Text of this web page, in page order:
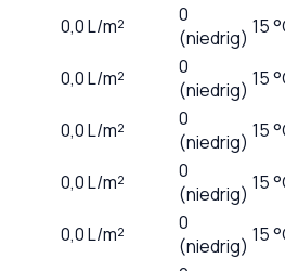
0,0L/m²
0
(niedrig) 15
0,0L/m²
0
(niedrig) 15
0,0L/m²
0
(niedrig) 15
0,0L/m²
0
(niedrig) 15
0,0L/m²
0
(niedrig) 15